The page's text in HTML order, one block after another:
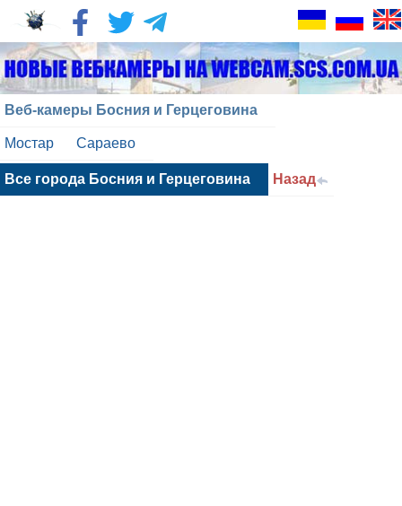
Веб-камеры Босния и Герцеговина
Мостар Сараево
Все города Босния и Герцеговина Назад